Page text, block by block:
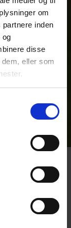
om
inden
og
disse
eller som